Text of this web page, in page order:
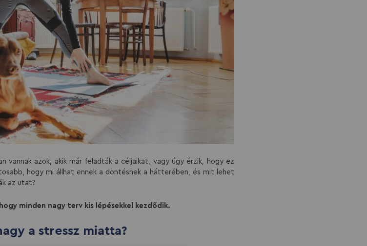
vannak azok, akik már feladták a céljaikat, vagy úgy érzik, hogy ez
hogy mi állhat ennek a döntésnek a hátterében, és mit lehet
az utat?
minden nagy terv kis lépésekkel kezdődik.
a stressz miatta?